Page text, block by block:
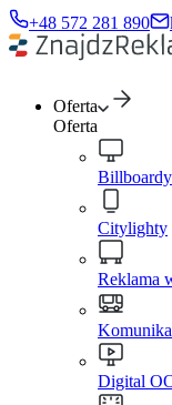
+48 572 281 890
Oferta
Oferta
Billboardy
Citylighty
Reklama
Digital